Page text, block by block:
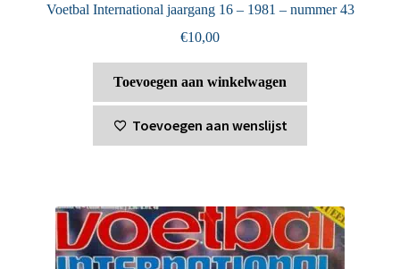
Voetbal International jaargang 16 – 1981 – nummer 43
€10,00
Toevoegen aan winkelwagen
Toevoegen aan wenslijst